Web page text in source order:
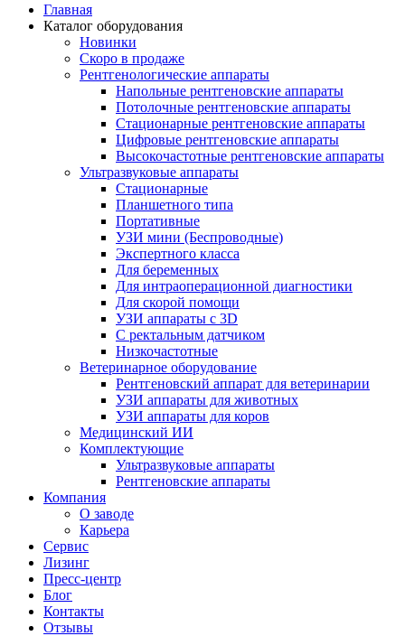
Главная
Каталог оборудования
Новинки
Скоро в продаже
Рентгенологические аппараты
Напольные рентгеновские аппараты
Потолочные рентгеновские аппараты
Стационарные рентгеновские аппараты
Цифровые рентгеновские аппараты
Высокочастотные рентгеновские аппараты
Ультразвуковые аппараты
Стационарные
Планшетного типа
Портативные
УЗИ мини (Беспроводные)
Экспертного класса
Для беременных
Для интраоперационной диагностики
Для скорой помощи
УЗИ аппараты с 3D
С ректальным датчиком
Низкочастотные
Ветеринарное оборудование
Рентгеновский аппарат для ветеринарии
УЗИ аппараты для животных
УЗИ аппараты для коров
Медицинский ИИ
Комплектующие
Ультразвуковые аппараты
Рентгеновские аппараты
Компания
О заводе
Карьера
Сервис
Лизинг
Пресс-центр
Блог
Контакты
Отзывы